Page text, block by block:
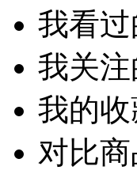
我看过
我关
我的收
对比商